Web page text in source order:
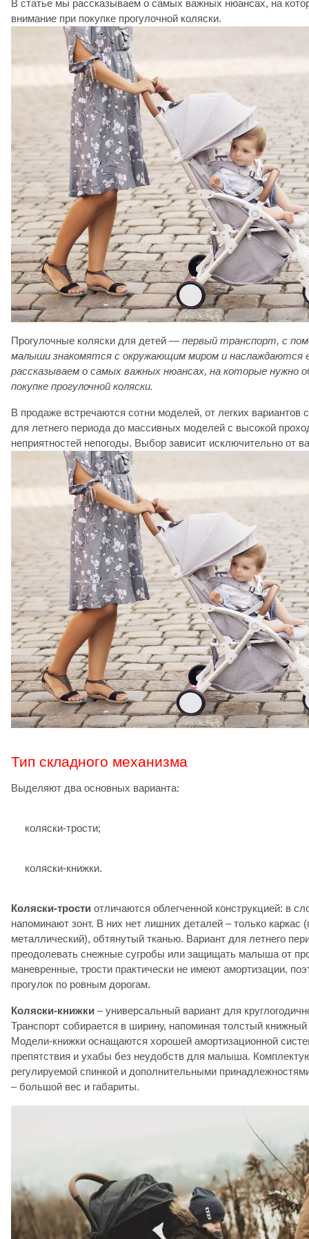
В статье мы рассказываем о самых важных нюансах, на
внимание при покупке прогулочной коляски.
Прогулочные коляски для детей — первый транспорт, с
малыши знакомятся с окружающим миром и наслаждаются
рассказываем о самых важных нюансах, на которые нужно
покупке прогулочной коляски.
В продаже встречаются сотни моделей, от легких вариантов
для летнего периода до массивных моделей с высокой
неприятностей непогоды. Выбор зависит исключительно от
Тип складного механизма
Выделяют два основных варианта:
коляски-трости;
коляски-книжки.
Коляски-трости отличаются облегченной конструкцией: в
напоминают зонт. В них нет лишних деталей – только каркас
металлический), обтянутый тканью. Вариант для летнего
преодолевать снежные сугробы или защищать малыша от
маневренные, трости практически не имеют амортизации,
прогулок по ровным дорогам.
Коляски-книжки – универсальный вариант для
Транспорт собирается в ширину, напоминая толстый
Модели-книжки оснащаются хорошей амортизационной
препятствия и ухабы без неудобств для малыша.
регулируемой спинкой и дополнительными
– большой вес и габариты.